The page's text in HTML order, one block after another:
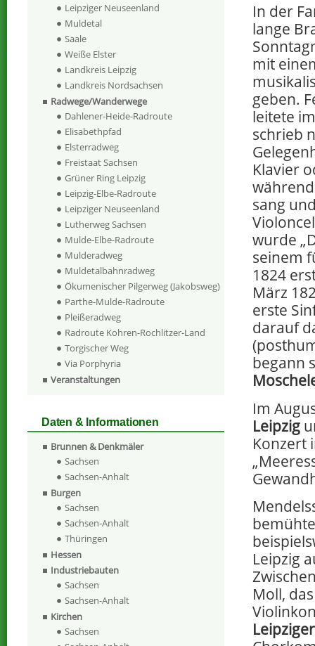
In der
lange
mit
geben.
leitete
schrieb
Klavier
sang
wurde
seinem
1824
März
erste
darauf
begann
Im
Leipzig
Konzert
Leipzig
Moll,
Leipziger Neuseenland
Muldetal
Saale
Weiße Elster
Landkreis Leipzig
Landkreis Nordsachsen
Radwege/Wanderwege
Dahlener-Heide-Radroute
Elisabethpfad
Elsterradweg
Freistaat Sachsen
Grüner Ring Leipzig
Leipzig-Elbe-Radroute
Leipziger Neuseenland
Lutherweg Sachsen
Mulde-Elbe-Radroute
Mulderadweg
Muldetalbahnradweg
Ökumenischer Pilgerweg (Jakobsweg)
Parthe-Mulde-Radroute
Pleißeradweg
Radroute Kohren-Rochlitzer-Land
Torgischer Weg
Via Porphyria
Veranstaltungen
Daten & Informationen
Brunnen & Denkmäler
Sachsen
Sachsen-Anhalt
Burgen
Sachsen
Sachsen-Anhalt
Thüringen
Hessen
Industriebauten
Sachsen
Sachsen-Anhalt
Kirchen
Sachsen